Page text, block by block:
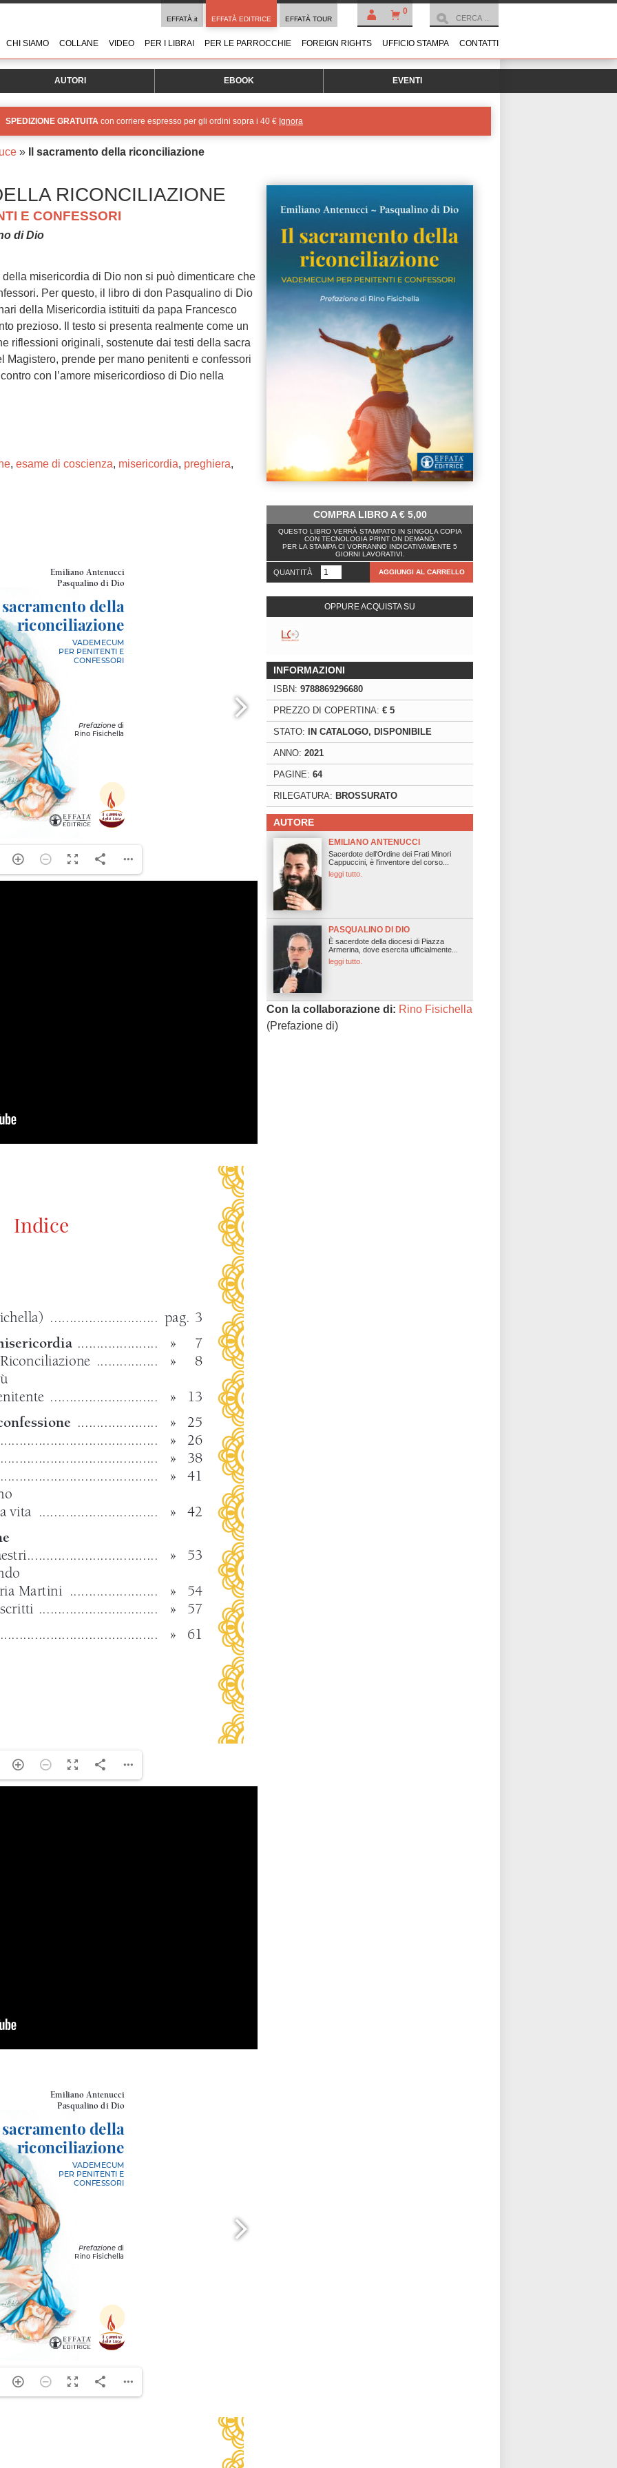
0
EFFATÀ.it EFFATÀ EDITRICE EFFATÀ TOUR
CHI SIAMO COLLANE VIDEO PER I LIBRAI PER LE PARROCCHIE FOREIGN RIGHTS UFFICIO STAMPA CONTATTI
AUTORI EBOOK EVENTI
SPEDIZIONE GRATUITA con corriere espresso per gli ordini sopra i 40 € Ignora
» Il sacramento della riconciliazione
COMPRA LIBRO A€5,00
QUESTO LIBRO VERRÀ STAMPATO IN SINGOLA COPIA
CON TECNOLOGIA PRINT ON DEMAND.
PER LA STAMPA CI VORRANNO INDICATIVAMENTE 5
GIORNI LAVORATIVI.
QUANTITÀ AGGIUNGI AL CARRELLO
OPPURE ACQUISTA SU
INFORMAZIONI
ISBN: 9788869296680
PREZZO DI COPERTINA: € 5
STATO: IN CATALOGO, DISPONIBILE
ANNO: 2021
PAGINE: 64
RILEGATURA: BROSSURATO
AUTORE
EMILIANO ANTENUCCI
Sacerdote dell'Ordine dei Frati Minori
Cappuccini, è l'inventore del corso...
leggi tutto.
PASQUALINO DI DIO
È sacerdote della diocesi di Piazza
Armerina, dove esercita ufficialmente...
leggi tutto.
Con la collaborazione di: Rino Fisichella
(Prefazione di)
RICONCILIAZIONE
E CONFESSORI
di Dio
misericordia di Dio non si può dimenticare che
Per questo, il libro di don Pasqualino di Dio
della Misericordia istituiti da papa Francesco
prezioso. Il testo si presenta realmente come un
riflessioni originali, sostenute dai testi della sacra
Magistero, prende per mano penitenti e confessori
con l’amore misericordioso di Dio nella
, esame di coscienza, misericordia, preghiera,